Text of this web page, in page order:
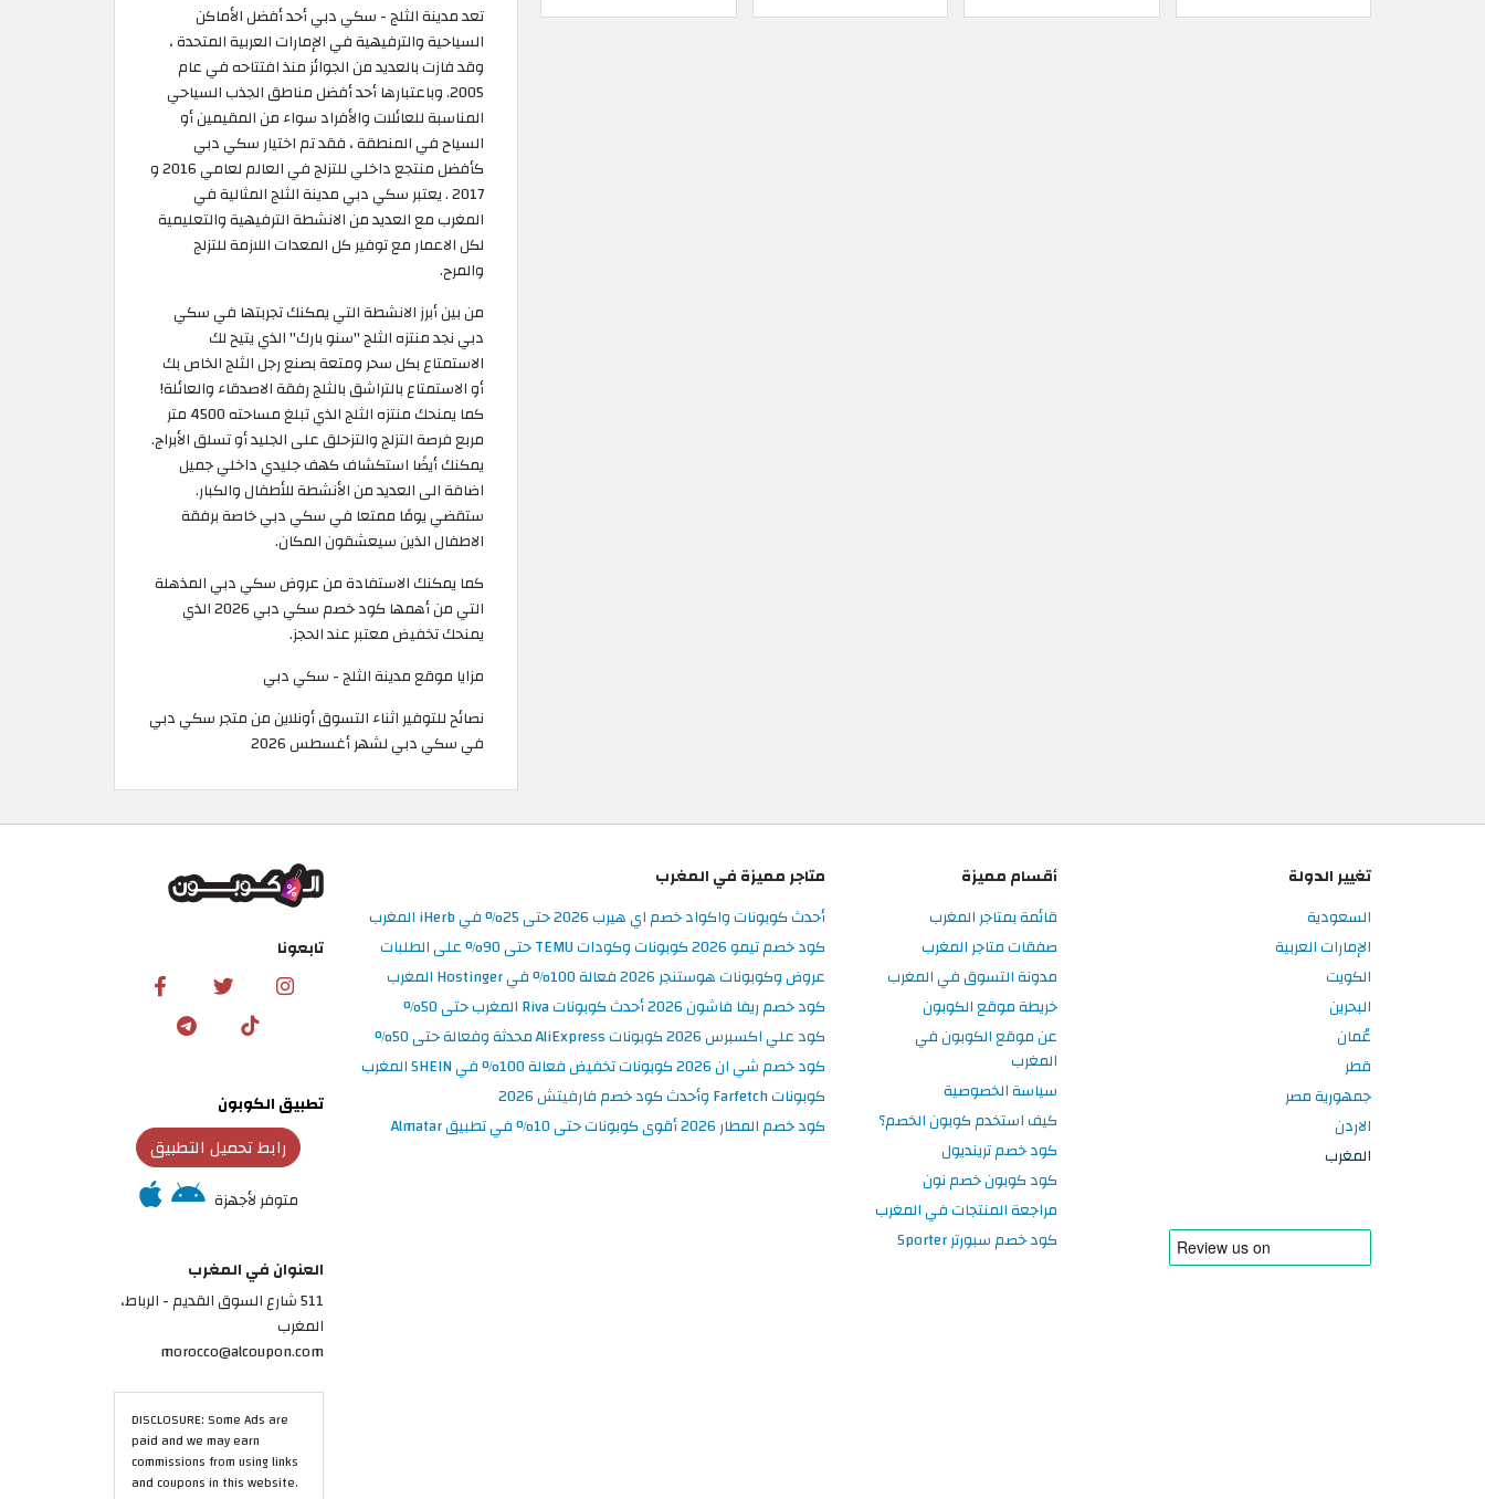
تعد مدينة الثلج - سكي دبي أحد أفضل الأماكن
السياحية والترفيهية في الإمارات العربية المتحدة ،
وقد فازت بالعديد من الجوائز منذ افتتاحه في عام
2005. وباعتبارها أحد أفضل مناطق الجذب السياحي
المناسبة للعائلات والأفراد سواء من المقيمين أو
السياح في المنطقة ، فقد تم اختيار سكي دبي
كأفضل منتجع داخلي للتزلج في العالم لعامي 2016 و
2017 . يعتبر سكي دبي مدينة الثلج المثالية في
المغرب مع العديد من الانشطة الترفيهية والتعليمية
لكل الاعمار مع توفير كل المعدات اللازمة للتزلج
والمرح.
من بين أبرز الانشطة التي يمكنك تجربتها في سكي
دبي نجد منتزه الثلج "سنو بارك" الذي يتيح لك
الاستمتاع بكل سحر ومتعة بصنع رجل الثلج الخاص بك
أو الاستمتاع بالتراشق بالثلج رفقة الاصدقاء والعائلة!
كما يمنحك منتزه الثلج الذي تبلغ مساحته 4500 متر
مربع فرصة التزلج والتزحلق على الجليد أو تسلق الأبراج.
يمكنك أيضًا استكشاف كهف جليدي داخلي جميل
اضافة الى العديد من الأنشطة للأطفال والكبار.
ستقضي يومًا ممتعا في سكي دبي خاصة برفقة
الاطفال الذين سيعشقون المكان.
كما يمكنك الاستفادة من عروض سكي دبي المذهلة
التي من أهمها كود خصم سكي دبي 2026 الذي
يمنحك تخفيض معتبر عند الحجز.
مزايا موقع مدينة الثلج - سكي دبي
نصائح للتوفير اثناء التسوق أونلاين من متجر سكي دبي
في سكي دبي لشهر أغسطس 2026
تغيير الدولة
السعودية
الإمارات العربية
الكويت
البحرين
عُمان
قطر
جمهورية مصر
الاردن
المغرب
أقسام مميزة
قائمة بمتاجر المغرب
صفقات متاجر المغرب
مدونة التسوق في المغرب
خريطة موقع الكوبون
عن موقع الكوبون في
المغرب
سياسة الخصوصية
كيف استخدم كوبون الخصم؟
كود خصم ترينديول
كود كوبون خصم نون
مراجعة المنتجات في المغرب
كود خصم سبورتر Sporter
متاجر مميزة في المغرب
أحدث كوبونات واكواد خصم اي هيرب 2026 حتى 25% في iHerb المغرب
كود خصم تيمو 2026 كوبونات وكودات TEMU حتى 90% على الطلبات
عروض وكوبونات هوستنجر 2026 فعالة 100% في Hostinger المغرب
كود خصم ريفا فاشون 2026 أحدث كوبونات Riva المغرب حتى 50%
كود علي اكسبرس 2026 كوبونات AliExpress محدثة وفعالة حتى 50%
كود خصم شي ان 2026 كوبونات تخفيض فعالة 100% في SHEIN المغرب
كوبونات Farfetch وأحدث كود خصم فارفيتش 2026
كود خصم المطار 2026 أقوى كوبونات حتى 10% في تطبيق Almatar
تابعونا
تطبيق الكوبون
رابط تحميل التطبيق
متوفر لأجهزة
العنوان في المغرب
511 شارع السوق القديم - الرباط،
المغرب
morocco@alcoupon.com
DISCLOSURE: Some Ads are
paid and we may earn
commissions from using links
and coupons in this website.